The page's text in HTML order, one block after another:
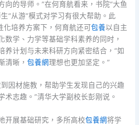
向的导师。”在何育航看来，书院“大鱼
“从游”模式对学习有很大帮助。此
化培养方案下，何育航还可包養以自主
数学、力学等基础学科素养的同时，
养计划与未来科研方向紧密结合，“如
清晰，包養網理想也更加坚定。”
因材施教，帮助学生发现自己的兴趣
术志趣。”清华大学副校长彭刚说。
开展基础研究，多所高校包養網将学